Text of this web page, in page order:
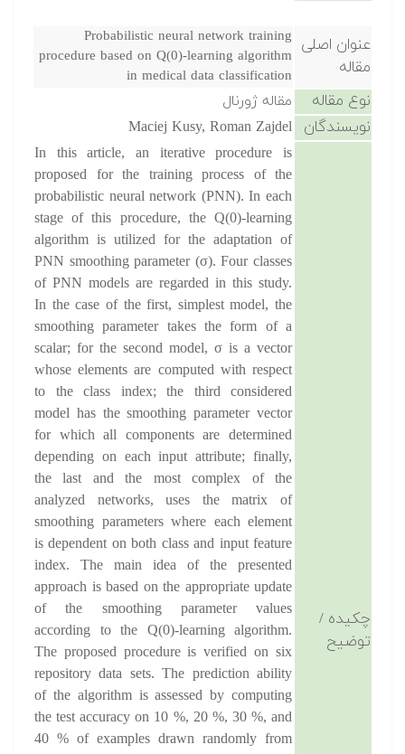
عنوان اصلی
مقاله
Probabilistic neural network training
procedure based on Q(0)-learning algorithm
in medical data classification
نوع مقاله مقاله ژورنال
نویسندگان Maciej Kusy, Roman Zajdel
چکیده /
توضیح
In this article, an iterative procedure is
proposed for the training process of the
probabilistic neural network (PNN). In each
stage of this procedure, the Q(0)-learning
algorithm is utilized for the adaptation of
PNN smoothing parameter (σ). Four classes
of PNN models are regarded in this study.
In the case of the first, simplest model, the
smoothing parameter takes the form of a
scalar; for the second model, σ is a vector
whose elements are computed with respect
to the class index; the third considered
model has the smoothing parameter vector
for which all components are determined
depending on each input attribute; finally,
the last and the most complex of the
analyzed networks, uses the matrix of
smoothing parameters where each element
is dependent on both class and input feature
index. The main idea of the presented
approach is based on the appropriate update
of the smoothing parameter values
according to the Q(0)-learning algorithm.
The proposed procedure is verified on six
repository data sets. The prediction ability
of the algorithm is assessed by computing
the test accuracy on 10 %, 20 %, 30 %, and
40 % of examples drawn randomly from